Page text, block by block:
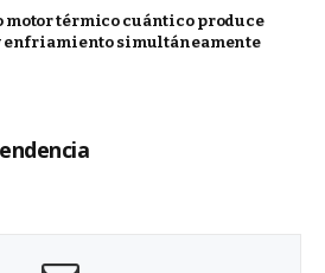
motor térmico cuántico produce
enfriamiento simultáneamente